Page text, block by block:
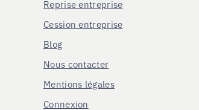
Reprise entreprise
Cession entreprise
Blog
Nous contacter
Mentions légales
Connexion